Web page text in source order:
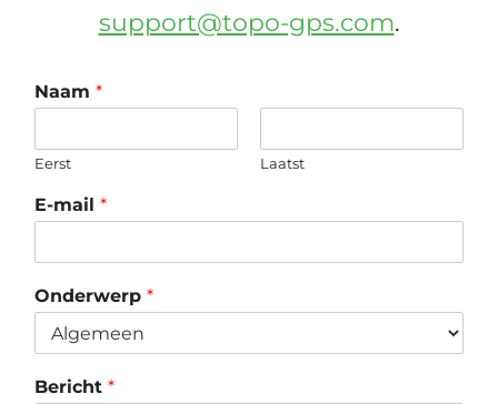
support@topo-gps.com.
*
*
Naam *
Eerst Laatst
E-mail *
Onderwerp *
Bericht *